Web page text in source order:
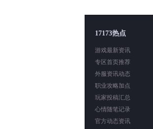
17173热点
游戏最新资讯
专区首页推荐
外服资讯动态
职业攻略加点
玩家投稿汇总
心情随笔记录
官方动态资讯